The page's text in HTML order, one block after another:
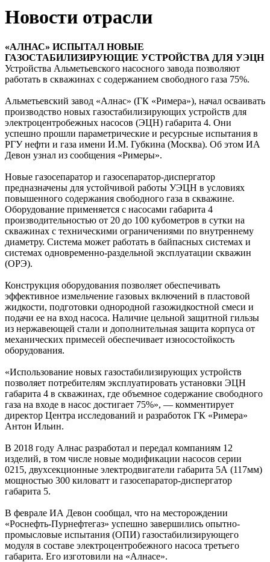
Новости отрасли
«АЛНАС» ИСПЫТАЛ НОВЫЕ
ГАЗОСТАБИЛИЗИРУЮЩИЕ УСТРОЙСТВА ДЛЯ УЭЦН
Устройства Альметьевского насосного завода позволяют
работать в скважинах с содержанием свободного газа 75%.
Альметьевский завод «Алнас» (ГК «Римера»), начал осваивать
производство новых газостабилизирующих устройств для
электроцентробежных насосов (ЭЦН) габарита 4. Они
успешно прошли параметрические и ресурсные испытания в
РГУ нефти и газа имени И.М. Губкина (Москва). Об этом ИА
Девон узнал из сообщения «Римеры».
Новые газосепаратор и газосепаратор-диспергатор
предназначены для устойчивой работы УЭЦН в условиях
повышенного содержания свободного газа в скважине.
Оборудование применяется с насосами габарита 4
производительностью от 20 до 100 кубометров в сутки на
скважинах с техническими ограничениями по внутреннему
диаметру. Система может работать в байпасных системах и
системах одновременно-раздельной эксплуатации скважин
(ОРЭ).
Конструкция оборудования позволяет обеспечивать
эффективное измельчение газовых включений в пластовой
жидкости, подготовки однородной газожидкостной смеси и
подачи ее на вход насоса. Наличие цельной защитной гильзы
из нержавеющей стали и дополнительная защита корпуса от
механических примесей обеспечивает износостойкость
оборудования.
«Использование новых газостабилизирующих устройств
позволяет потребителям эксплуатировать установки ЭЦН
габарита 4 в скважинах, где объемное содержание свободного
газа на входе в насос достигает 75%», — комментирует
директор Центра исследований и разработок ГК «Римера»
Антон Ильин.
В 2018 году Алнас разработал и передал компаниям 12
изделий, в том числе новые модификации насосов серии
0215, двухсекционные электродвигатели габарита 5А (117мм)
мощностью 300 киловатт и газосепаратор-диспергатор
габарита 5.
В феврале ИА Девон сообщал, что на месторождении
«Роснефть-Пурнефтегаз» успешно завершились опытно-
промысловые испытания (ОПИ) газостабилизирующего
модуля в составе электроцентробежного насоса третьего
габарита. Его изготовили на «Алнасе».